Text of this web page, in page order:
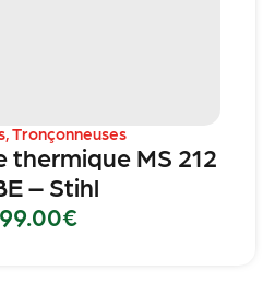
, Tronçonneuses
thermique MS 212
– Stihl
€